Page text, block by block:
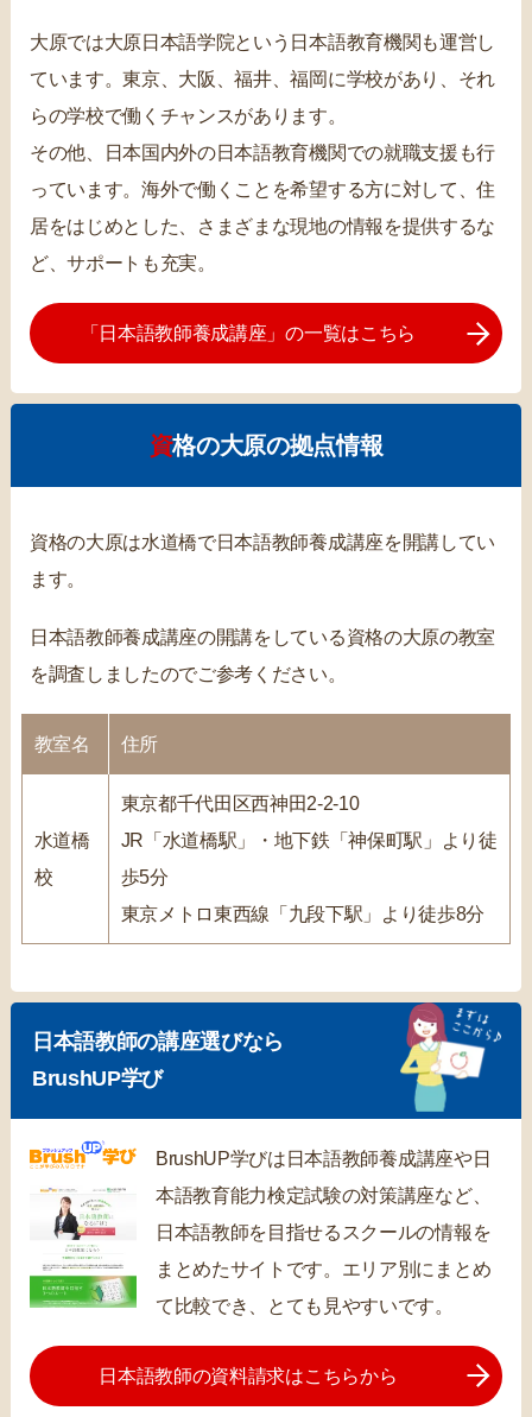
大原では大原日本語学院という日本語教育機関も運営し
ています。東京、大阪、福井、福岡に学校があり、それ
らの学校で働くチャンスがあります。
その他、日本国内外の日本語教育機関での就職支援も行
っています。海外で働くことを希望する方に対して、住
居をはじめとした、さまざまな現地の情報を提供するな
ど、サポートも充実。
「日本語教師養成講座」の一覧はこちら
資格の大原の拠点情報
資格の大原は水道橋で日本語教師養成講座を開講してい
ます。
日本語教師養成講座の開講をしている資格の大原の教室
を調査しましたのでご参考ください。
教室名 住所
水道橋
校
東京都千代田区西神田2-2-10
JR「水道橋駅」・地下鉄「神保町駅」より徒
歩5分
東京メトロ東西線「九段下駅」より徒歩8分
日本語教師の講座選びなら
BrushUP学び
BrushUP学びは日本語教師養成講座や日
本語教育能力検定試験の対策講座など、
日本語教師を目指せるスクールの情報を
まとめたサイトです。エリア別にまとめ
て比較でき、とても見やすいです。
日本語教師の資料請求はこちらから